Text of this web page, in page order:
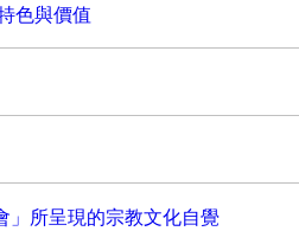
色與價值
所呈現的宗教文化自覺